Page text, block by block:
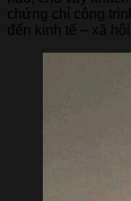
chứng chỉ công
đến kinh tế – xã